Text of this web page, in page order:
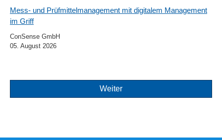
Mess- und Prüfmittelmanagement mit digitalem Management
im Griff
ConSense GmbH
05. August 2026
Weiter